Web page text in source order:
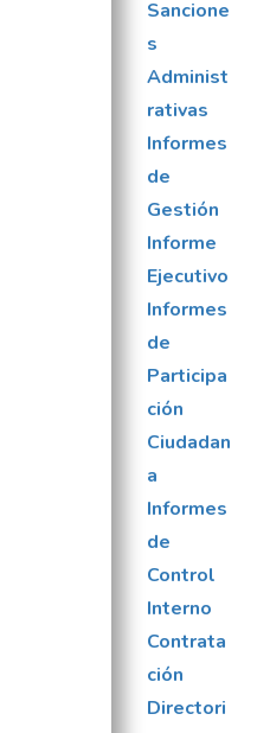
Sancione
s
Administ
rativas
Informes
de
Gestión
Informe
Ejecutivo
Informes
de
Participa
ción
Ciudadan
a
Informes
de
Control
Interno
Contrata
ción
Directori